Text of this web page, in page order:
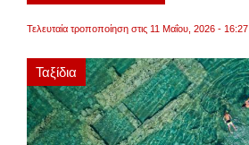
Τελευταία τροποποίηση στις 11 Μαΐου, 2026 - 16:27
Ταξίδια